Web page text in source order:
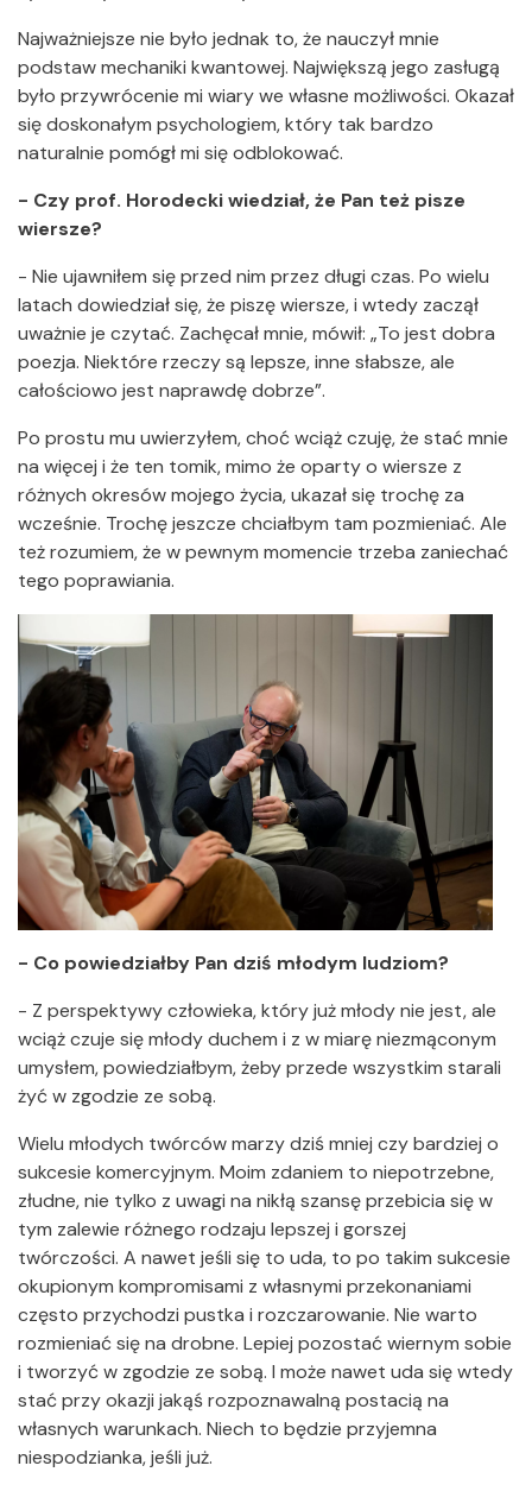
Najważniejsze nie było jednak to, że nauczył mnie
podstaw mechaniki kwantowej. Największą jego zasługą
było przywrócenie mi wiary we własne możliwości. Okazał
się doskonałym psychologiem, który tak bardzo
naturalnie pomógł mi się odblokować.
- Czy prof. Horodecki wiedział, że Pan też pisze
wiersze?
- Nie ujawniłem się przed nim przez długi czas. Po wielu
latach dowiedział się, że piszę wiersze, i wtedy zaczął
uważnie je czytać. Zachęcał mnie, mówił: „To jest dobra
poezja. Niektóre rzeczy są lepsze, inne słabsze, ale
całościowo jest naprawdę dobrze”.
Po prostu mu uwierzyłem, choć wciąż czuję, że stać mnie
na więcej i że ten tomik, mimo że oparty o wiersze z
różnych okresów mojego życia, ukazał się trochę za
wcześnie. Trochę jeszcze chciałbym tam pozmieniać. Ale
też rozumiem, że w pewnym momencie trzeba zaniechać
tego poprawiania.
- Co powiedziałby Pan dziś młodym ludziom?
- Z perspektywy człowieka, który już młody nie jest, ale
wciąż czuje się młody duchem i z w miarę niezmąconym
umysłem, powiedziałbym, żeby przede wszystkim starali
żyć w zgodzie ze sobą.
Wielu młodych twórców marzy dziś mniej czy bardziej o
sukcesie komercyjnym. Moim zdaniem to niepotrzebne,
złudne, nie tylko z uwagi na nikłą szansę przebicia się w
tym zalewie różnego rodzaju lepszej i gorszej
twórczości. A nawet jeśli się to uda, to po takim sukcesie
okupionym kompromisami z własnymi przekonaniami
często przychodzi pustka i rozczarowanie. Nie warto
rozmieniać się na drobne. Lepiej pozostać wiernym sobie
i tworzyć w zgodzie ze sobą. I może nawet uda się wtedy
stać przy okazji jakąś rozpoznawalną postacią na
własnych warunkach. Niech to będzie przyjemna
niespodzianka, jeśli już.